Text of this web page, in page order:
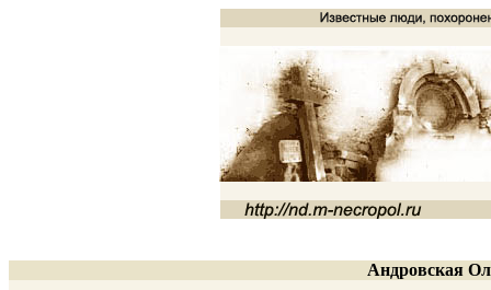
Андровская